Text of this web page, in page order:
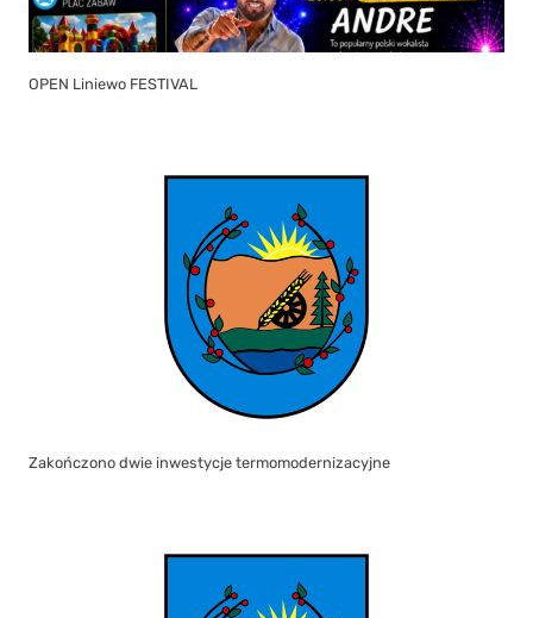
OPEN Liniewo FESTIVAL
Zakończono dwie inwestycje termomodernizacyjne